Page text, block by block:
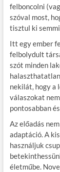
felboncolni
szóval most,
tisztul ki
Itt egy ember
felbolydult
szót minden
nekilát, hogy a
válaszokat
pontosabban
Az előadás
adaptáció. A
használjuk
életműbe.